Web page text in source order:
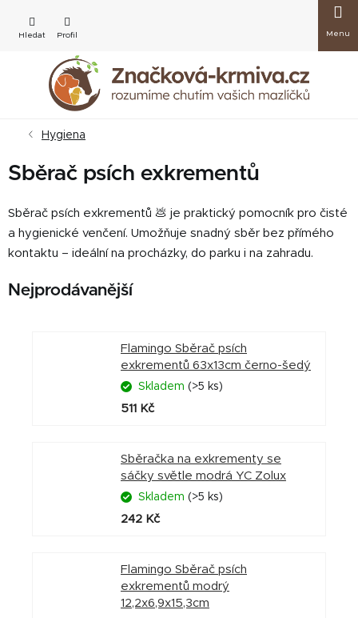
obsah
košík
Hygiena
Sběrač psích exkrementů
Sběrač psích exkrementů 💩 je praktický pomocník pro čisté
a hygienické venčení. Umožňuje snadný sběr bez přímého
kontaktu – ideální na procházky, do parku i na zahradu.
Nejprodávanější
Flamingo Sběrač psích
exkrementů 63x13cm černo-šedý
Skladem (>5 ks)
511 Kč
Sběračka na exkrementy se
sáčky světle modrá YC Zolux
Skladem (>5 ks)
242 Kč
Flamingo Sběrač psích
exkrementů modrý
12,2x6,9x15,3cm